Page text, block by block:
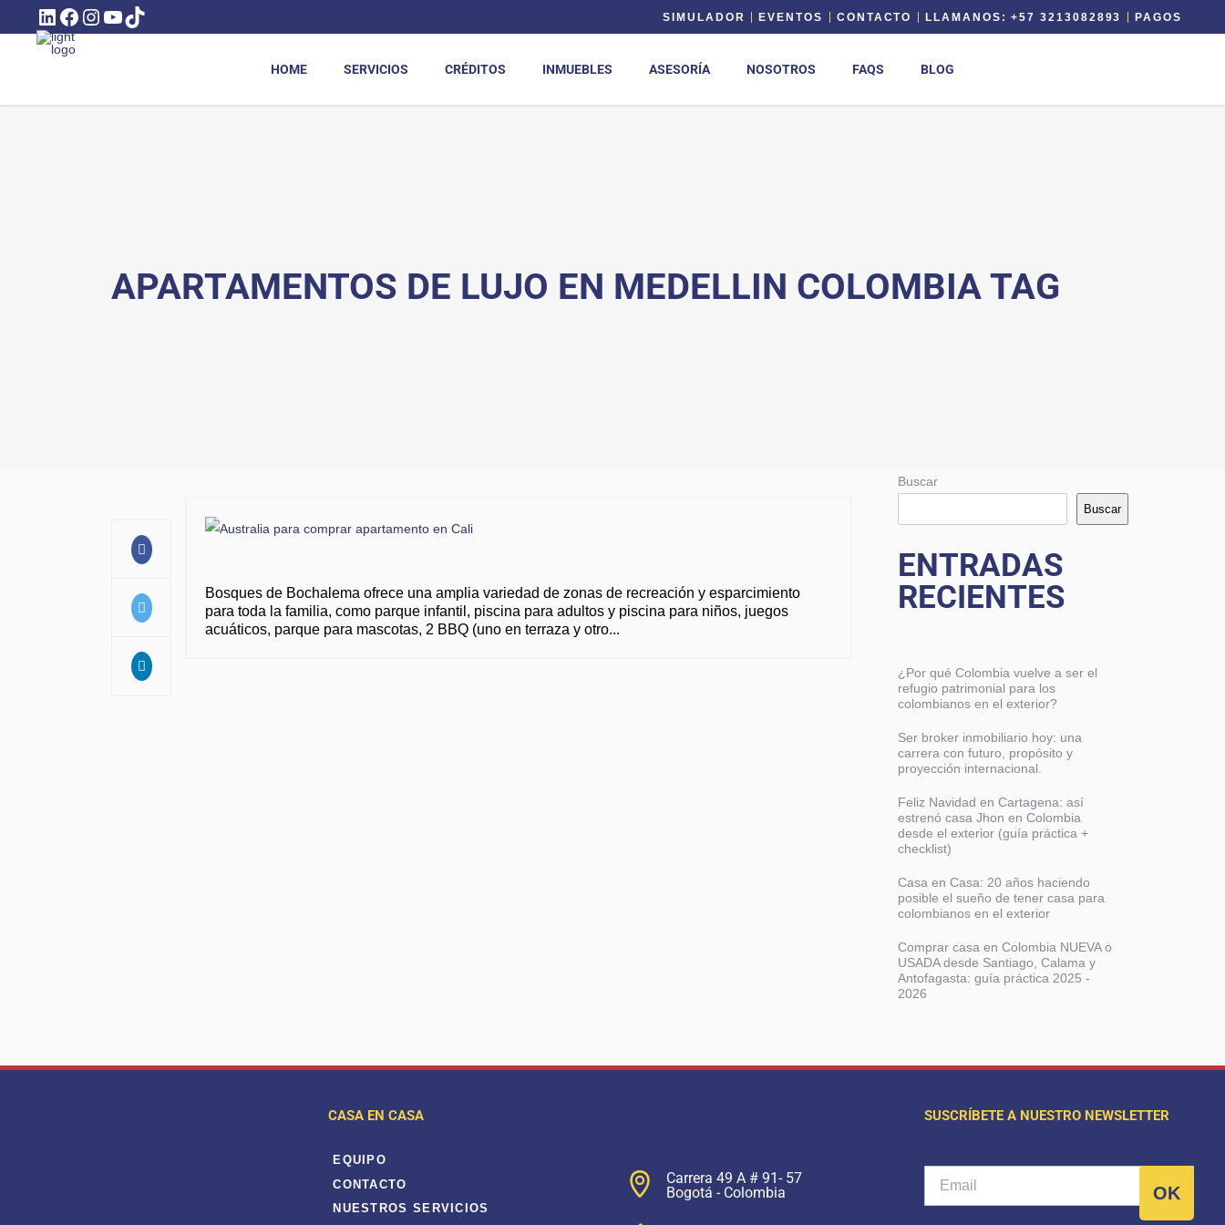
LINKEDIN
FACEBOOK
INSTAGRAM
YOUTUBE
TIKTOK SIMULADOR EVENTOS CONTACTO LLAMANOS: +57 3213082893 PAGOS
HOME SERVICIOS CRÉDITOS INMUEBLES ASESORÍA NOSOTROS FAQS BLOG
APARTAMENTOS DE LUJO EN MEDELLIN COLOMBIA TAG
Bosques de Bochalema ofrece una amplia variedad de zonas de recreación y esparcimiento
para toda la familia, como parque infantil, piscina para adultos y piscina para niños, juegos
acuáticos, parque para mascotas, 2 BBQ (uno en terraza y otro
Buscar
Buscar
ENTRADAS
RECIENTES
¿Por qué Colombia vuelve a ser el
refugio patrimonial para los
colombianos en el exterior?
Ser broker inmobiliario hoy: una
carrera con futuro, propósito y
proyección internacional.
Feliz Navidad en Cartagena: así
estrenó casa Jhon en Colombia
desde el exterior (guía práctica +
checklist)
Casa en Casa: 20 años haciendo
posible el sueño de tener casa para
colombianos en el exterior
Comprar casa en Colombia NUEVA o
USADA desde Santiago, Calama y
Antofagasta: guía práctica 2025 -
2026
CASA EN CASA
EQUIPO
CONTACTO
NUESTROS SERVICIOS
Carrera 49 A # 91- 57
Bogotá - Colombia
SUSCRÍBETE A NUESTRO NEWSLETTER